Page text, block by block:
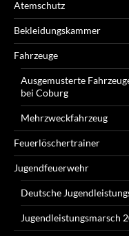
Atemschutz
Bekleidungskammer
Fahrzeuge
Ausgemusterte
bei Coburg
Mehrzweckfahrzeug
Feuerlöschertrainer
Jugendfeuerwehr
Deutsche
Jugendleistungsmarsch